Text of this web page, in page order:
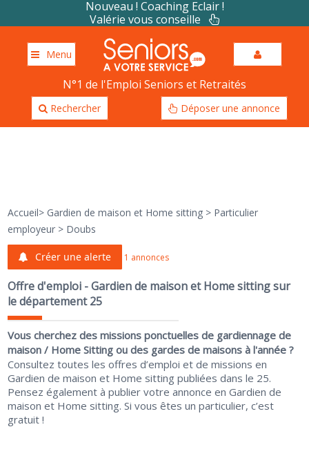
Nouveau ! Coaching Eclair !
Valérie vous conseille
Menu
N°1 de l'Emploi Seniors et Retraités
Rechercher Déposer une annonce
Accueil> Gardien de maison et Home sitting > Particulier
employeur > Doubs
Créer une alerte 1 annonces
Offre d'emploi - Gardien de maison et Home sitting sur
le département 25
Vous cherchez des missions ponctuelles de gardiennage de
maison / Home Sitting ou des gardes de maisons à l'année ?
Consultez toutes les offres d’emploi et de missions en
Gardien de maison et Home sitting publiées dans le 25.
Pensez également à publier votre annonce en Gardien de
maison et Home sitting. Si vous êtes un particulier, c’est
gratuit !